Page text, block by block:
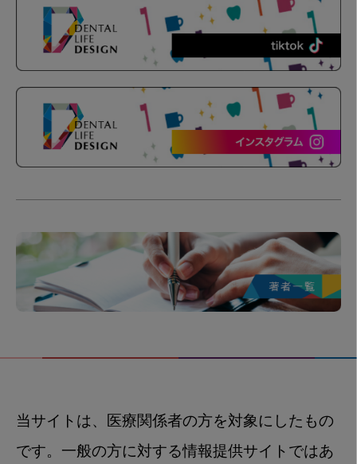
当サイトは、医療関係者の方を対象にしたもの
です。一般の方に対する情報提供サイトではあ